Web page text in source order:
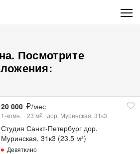
Посмотрите
20 000 /мес
1-комн. 23 м2 дор. Муринская, 31к3
Студия Санкт-Петербург дор.
Муринская, 31к3 (23.5 м²)
Девяткино